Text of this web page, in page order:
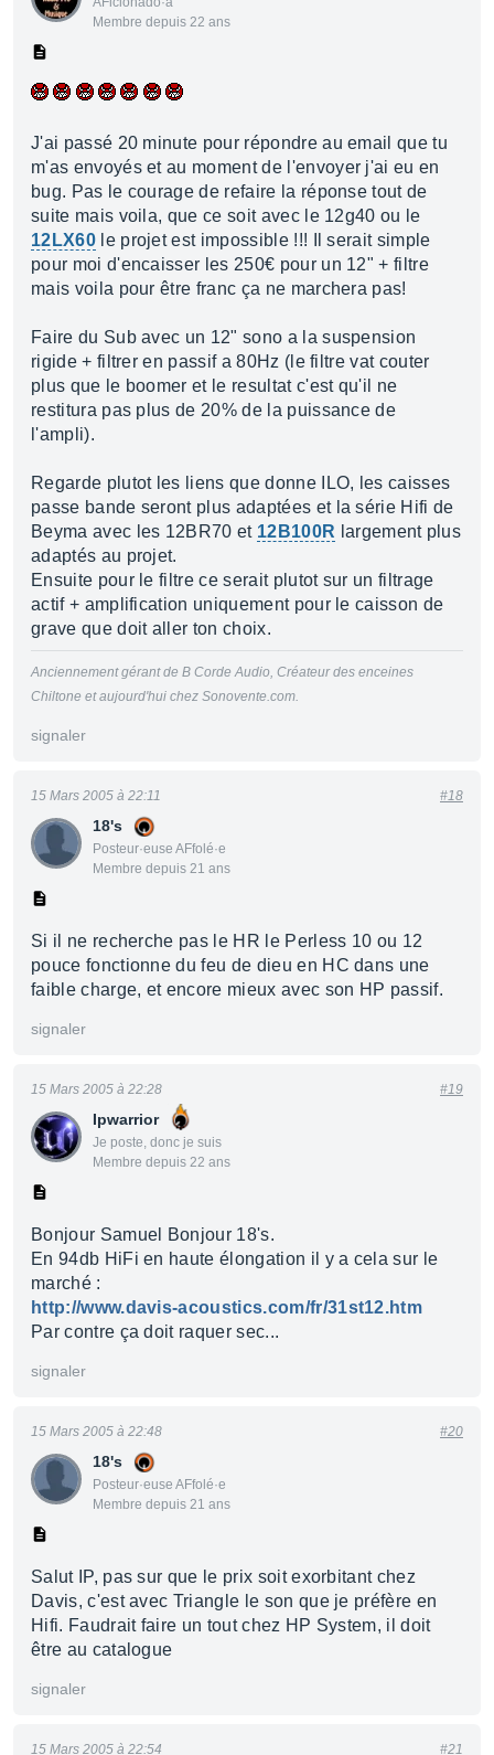
Membre depuis 22 ans
J'ai passé 20 minute pour répondre au email que tu
m'as envoyés et au moment de l'envoyer j'ai eu en
bug. Pas le courage de refaire la réponse tout de
suite mais voila, que ce soit avec le 12g40 ou le
12LX60le projet est impossible !!! Il serait simple
pour moi d'encaisser les 250€ pour un 12" + filtre
mais voila pour être franc ça ne marchera pas!
Faire du Sub avec un 12" sono a la suspension
rigide + filtrer en passif a 80Hz (le filtre vat couter
plus que le boomer et le resultat c'est qu'il ne
restitura pas plus de 20% de la puissance de
l'ampli).
Regarde plutot les liens que donne ILO, les caisses
passe bande seront plus adaptées et la série Hifi de
Beyma avec les 12BR70 et 12B100R largement plus
adaptés au projet.
Ensuite pour le filtre ce serait plutot sur un filtrage
actif + amplification uniquement pour le caisson de
grave que doit aller ton choix.
Anciennement gérant de B Corde Audio, Créateur des enceines
Chiltone et aujourd'hui chez Sonovente.com.
signaler
18's
Posteur·euse AFfolé·e
Membre depuis 21 ans
15 Mars 2005 à 22:11 #18
Si il ne recherche pas le HR le Perless 10 ou 12
pouce fonctionne du feu de dieu en HC dans une
faible charge, et encore mieux avec son HP passif.
signaler
Ipwarrior
Je poste, donc je suis
Membre depuis 22 ans
15 Mars 2005 à 22:28 #19
Bonjour Samuel Bonjour 18's.
En 94db HiFi en haute élongation il y a cela sur le
marché :
http://www.davis-acoustics.com/fr/31st12.htm
Par contre ça doit raquer sec...
signaler
18's
Posteur·euse AFfolé·e
Membre depuis 21 ans
15 Mars 2005 à 22:48 #20
Salut IP, pas sur que le prix soit exorbitant chez
Davis, c'est avec Triangle le son que je préfère en
Hifi. Faudrait faire un tout chez HP System, il doit
être au catalogue
signaler
15 Mars 2005 à 22:54 #21